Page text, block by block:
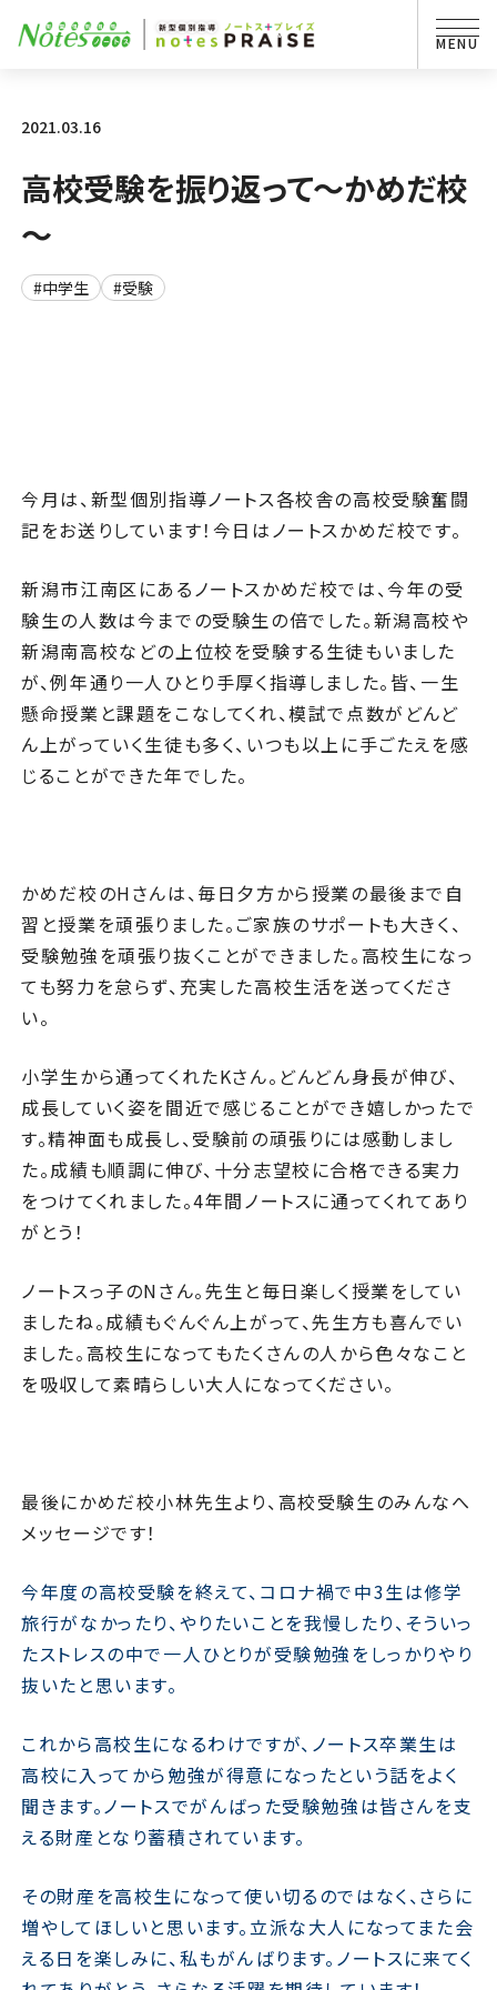
2021.03.16
高校受験を振り返って～かめだ校
～
#中学生 #受験
今月は、新型個別指導ノートス各校舎の高校受験奮闘
記をお送りしています！今日はノートスかめだ校です。
新潟市江南区にあるノートスかめだ校では、今年の受
験生の人数は今までの受験生の倍でした。新潟高校や
新潟南高校などの上位校を受験する生徒もいました
が、例年通り一人ひとり手厚く指導しました。皆、一生
懸命授業と課題をこなしてくれ、模試で点数がどんど
ん上がっていく生徒も多く、いつも以上に手ごたえを感
じることができた年でした。
かめだ校のHさんは、毎日夕方から授業の最後まで自
習と授業を頑張りました。ご家族のサポートも大きく、
受験勉強を頑張り抜くことができました。高校生になっ
ても努力を怠らず、充実した高校生活を送ってくださ
い。
小学生から通ってくれたKさん。どんどん身長が伸び、
成長していく姿を間近で感じることができ嬉しかったで
す。精神面も成長し、受験前の頑張りには感動しまし
た。成績も順調に伸び、十分志望校に合格できる実力
をつけてくれました。4年間ノートスに通ってくれてあり
がとう！
ノートスっ子のNさん。先生と毎日楽しく授業をしてい
ましたね。成績もぐんぐん上がって、先生方も喜んでい
ました。高校生になってもたくさんの人から色々なこと
を吸収して素晴らしい大人になってください。
最後にかめだ校小林先生より、高校受験生のみんなへ
メッセージです！
今年度の高校受験を終えて、コロナ禍で中3生は修学
旅行がなかったり、やりたいことを我慢したり、そういっ
たストレスの中で一人ひとりが受験勉強をしっかりやり
抜いたと思います。
これから高校生になるわけですが、ノートス卒業生は
高校に入ってから勉強が得意になったという話をよく
聞きます。ノートスでがんばった受験勉強は皆さんを支
える財産となり蓄積されています。
その財産を高校生になって使い切るのではなく、さらに
増やしてほしいと思います。立派な大人になってまた会
える日を楽しみに、私もがんばります。ノートスに来てく